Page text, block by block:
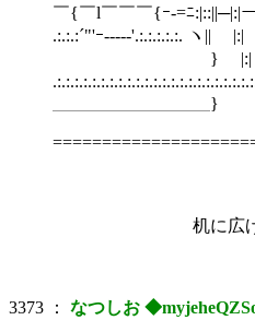
￣{￣l￣￣￣{ｰ-=ﾆ:|::||─|:|
.:.:.:´"'ｰ‐‐‐‐‐'.:.:.:.:.:. ヽ
￣￣￣￣￣￣￣￣￣}
＿＿＿＿＿＿＿
. . . : : :_､
冷房の風が、室
机に広げたノートパ
3373 ： なつしお